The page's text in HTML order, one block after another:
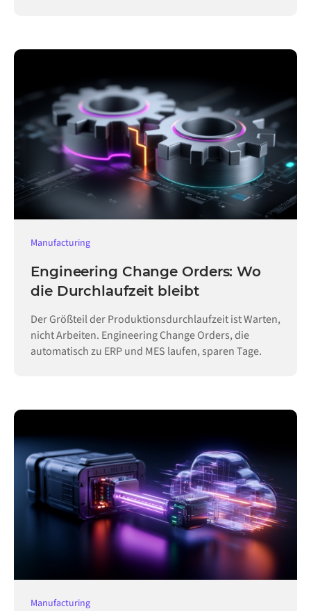
Manufacturing
Engineering Change Orders: Wo
die Durchlaufzeit bleibt
Der Größteil der Produktionsdurchlaufzeit ist Warten,
nicht Arbeiten. Engineering Change Orders, die
automatisch zu ERP und MES laufen, sparen Tage.
Manufacturing